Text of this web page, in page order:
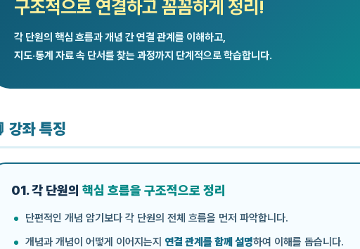
구조적으로 연결하고 꼼꼼하게 정리!
각 단원의 핵심 흐름과 개념 간 연결 관계를 이해하고,
지도·통계 자료 속 단서를 찾는 과정까지 단계적으로 학습합니다.
강좌 특징
01. 각 단원의 핵심 흐름을 구조적으로 정리
단편적인 개념 암기보다 각 단원의 전체 흐름을 먼저 파악합니다.
개념과 개념이 어떻게 이어지는지 연결 관계를 함께 설명하여 이해를 돕습니다.